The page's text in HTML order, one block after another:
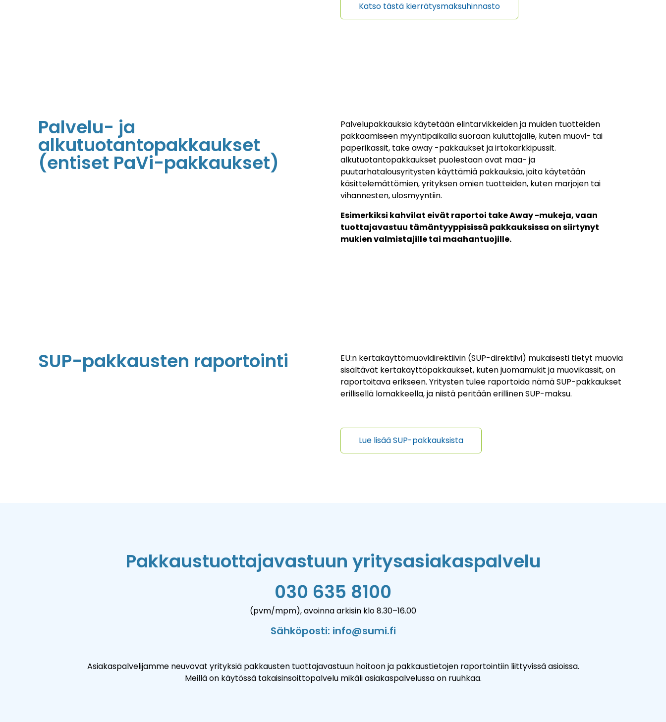
Katso tästä kierrätysmaksuhinnasto
Palvelu- ja
alkutuotantopakkaukset
(entiset PaVi-pakkaukset)
Palvelupakkauksia käytetään elintarvikkeiden ja muiden tuotteiden
pakkaamiseen myyntipaikalla suoraan kuluttajalle, kuten muovi- tai
paperikassit, take away -pakkaukset ja irtokarkkipussit.
alkutuotantopakkaukset puolestaan ovat maa- ja
puutarhatalousyritysten käyttämiä pakkauksia, joita käytetään
käsittelemättömien, yrityksen omien tuotteiden, kuten marjojen tai
vihannesten, ulosmyyntiin.
Esimerkiksi kahvilat eivät raportoi take Away -mukeja, vaan
tuottajavastuu tämäntyyppisissä pakkauksissa on siirtynyt
mukien valmistajille tai maahantuojille.
SUP-pakkausten raportointi
EU:n kertakäyttömuovidirektiivin (SUP-direktiivi) mukaisesti tietyt muovia
sisältävät kertakäyttöpakkaukset, kuten juomamukit ja muovikassit, on
raportoitava erikseen. Yritysten tulee raportoida nämä SUP-pakkaukset
erillisellä lomakkeella, ja niistä peritään erillinen SUP-maksu.
Lue lisää SUP-pakkauksista
Pakkaustuottajavastuun yritysasiakaspalvelu
030 635 8100
(pvm/mpm), avoinna arkisin klo 8.30–16.00
Sähköposti: info@sumi.fi
Asiakaspalvelijamme neuvovat yrityksiä pakkausten tuottajavastuun hoitoon ja pakkaustietojen raportointiin liittyvissä asioissa.
Meillä on käytössä takaisinsoittopalvelu mikäli asiakaspalvelussa on ruuhkaa.